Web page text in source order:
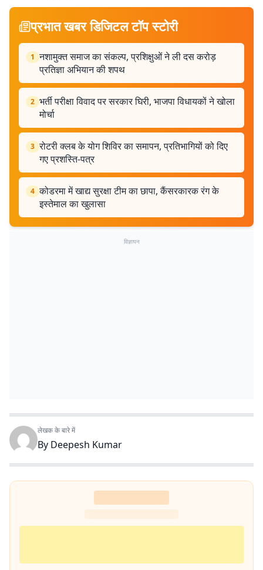
प्रभात खबर डिजिटल टॉप स्टोरी
1 नशामुक्त समाज का संकल्प, प्रशिक्षुओं ने ली दस करोड़
प्रतिज्ञा अभियान की शपथ
2 भर्ती परीक्षा विवाद पर सरकार घिरी, भाजपा विधायकों ने खोला
मोर्चा
3 रोटरी क्लब के योग शिविर का समापन, प्रतिभागियों को दिए
गए प्रशस्ति-पत्र
4 कोडरमा में खाद्य सुरक्षा टीम का छापा, कैंसरकारक रंग के
इस्तेमाल का खुलासा
विज्ञापन
लेखक के बारे में
By Deepesh Kumar